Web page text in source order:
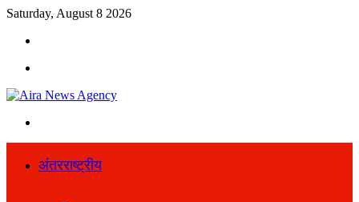
Saturday, August 8 2026
अंतरराष्ट्रीय